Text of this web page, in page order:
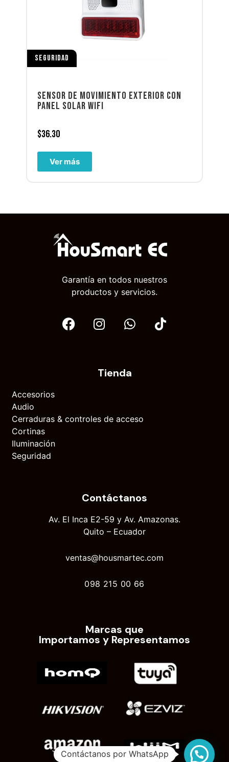
SEGURIDAD
SENSOR DE MOVIMIENTO EXTERIOR CON
PANEL SOLAR WIFI
$36.30
Ver más
Garantía en todos nuestros
productos y servicios.
Tienda
Accesorios
Audio
Cerraduras & controles de acceso
Cortinas
Iluminación
Seguridad
Contáctanos
Av. El Inca E2-59 y Av. Amazonas.
Quito – Ecuador
ventas@housmartec.com
098 215 00 66
Marcas que
Importamos y Representamos
Contáctanos por WhatsApp